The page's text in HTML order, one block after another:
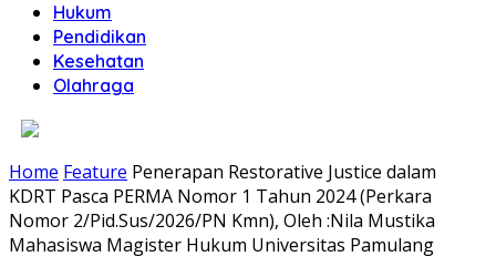
Hukum
Pendidikan
Kesehatan
Olahraga
Home Feature Penerapan Restorative Justice dalam
KDRT Pasca PERMA Nomor 1 Tahun 2024 (Perkara
Nomor 2/Pid.Sus/2026/PN Kmn), Oleh :Nila Mustika
Mahasiswa Magister Hukum Universitas Pamulang